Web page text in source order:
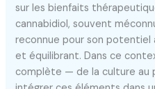
sur les bienfaits
cannabidiol, souvent
reconnue pour son
et équilibrant. Dans ce
complète — de la culture au